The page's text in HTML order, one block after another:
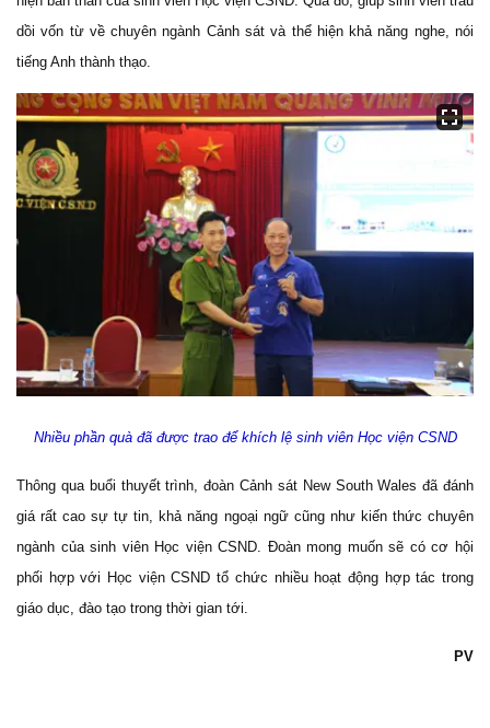
dồi vốn từ về chuyên ngành Cảnh sát và thể hiện khả năng nghe, nói
tiếng Anh thành thạo.
Nhiều phần quà đã được trao để khích lệ sinh viên Học viện CSND
Thông qua buổi thuyết trình, đoàn Cảnh sát New South Wales đã đánh
giá rất cao sự tự tin, khả năng ngoại ngữ cũng như kiến thức chuyên
ngành của sinh viên Học viện CSND. Đoàn mong muốn sẽ có cơ hội
phối hợp với Học viện CSND tổ chức nhiều hoạt động hợp tác trong
giáo dục, đào tạo trong thời gian tới.
PV